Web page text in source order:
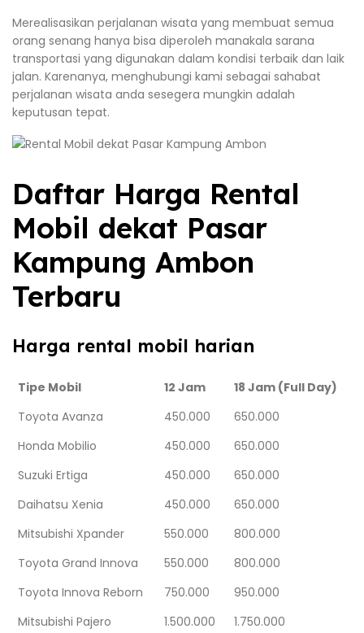
Merealisasikan perjalanan wisata yang membuat semua
orang senang hanya bisa diperoleh manakala sarana
transportasi yang digunakan dalam kondisi terbaik dan laik
jalan. Karenanya, menghubungi kami sebagai sahabat
perjalanan wisata anda sesegera mungkin adalah
keputusan tepat.
Daftar Harga Rental
Mobil dekat Pasar
Kampung Ambon
Terbaru
Harga rental mobil harian
Tipe Mobil 12 Jam
18 Jam (Full Day)
Toyota Avanza
450.000
650.000
Honda Mobilio
450.000
650.000
Suzuki Ertiga
450.000
650.000
Daihatsu Xenia
450.000
650.000
Mitsubishi Xpander
550.000
800.000
Toyota Grand Innova
550.000
800.000
Toyota Innova Reborn
750.000
950.000
Mitsubishi Pajero
1.500.000 1.750.000